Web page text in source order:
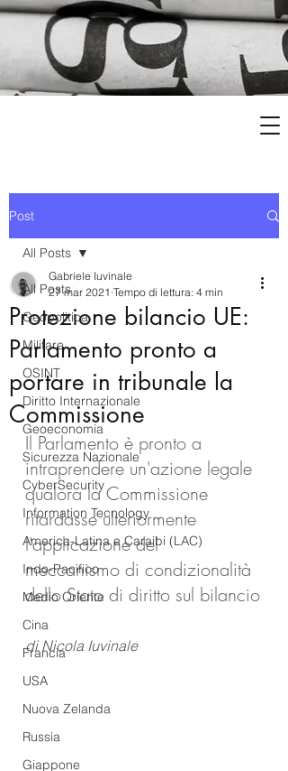
Post
All Posts
Geopolitica
Militare
OSINT
Diritto Internazionale
Geoeconomia
Sicurezza Nazionale
CyberSecurity
Information Tecnology
America-Latina e Caraibi (LAC)
Indo-Pacifico
Medio Oriente
Cina
Francia
USA
Nuova Zelanda
Russia
Giappone
All Posts
Protezione bilancio UE:
Parlamento pronto a
portare in tribunale la
Commissione
Gabriele Iuvinale
27 mar 2021 Tempo di lettura: 4 min
Il Parlamento è pronto a
intraprendere un'azione legale
qualora la Commissione
ritardasse ulteriormente
l'applicazione del
meccanismo di condizionalità
dello Stato di diritto sul bilancio
di Nicola Iuvinale